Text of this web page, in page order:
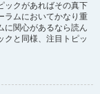
ックがあればその真下
ラムにおいてかなり重
に関心があるなら読ん
クと同様、注目トピッ